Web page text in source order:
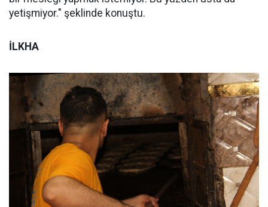
yetişmiyor." şeklinde konuştu.
İLKHA